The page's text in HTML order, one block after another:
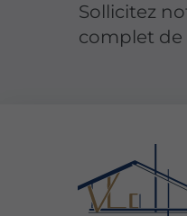
Sollicitez
complet de